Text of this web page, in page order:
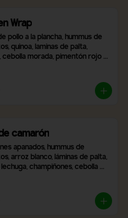
Wrap
pollo a la plancha, hummus de
quinoa, laminas de palta,
cebolla morada, pimentón rojo
camarón
apanados, hummus de
arroz blanco, láminas de palta,
champiñones, cebolla